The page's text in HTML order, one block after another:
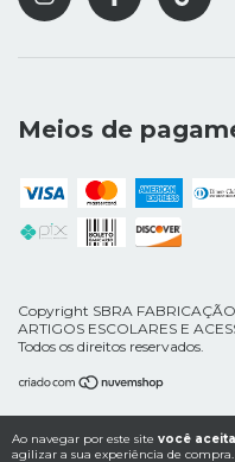
Ao navegar por este site você
agilizar a sua experiência de compra.
Meios de
Copyright SBRA
ARTIGOS ESCOLARES E
Todos os direitos reservados.